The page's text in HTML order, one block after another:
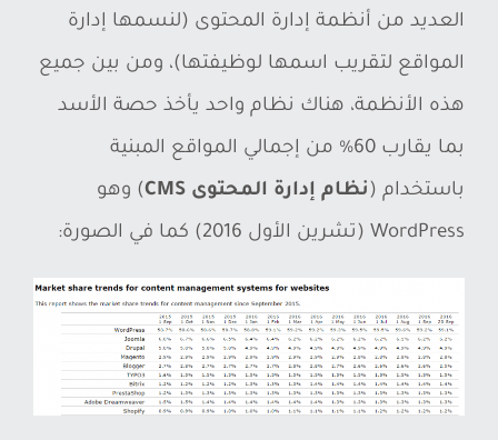
العديد من أنظمة إدارة المحتوى (لنسمها إدارة
المواقع لتقريب اسمها لوظيفتها)، ومن بين جميع
هذه الأنظمة، هناك نظام واحد يأخذ حصة الأسد
بما يقارب 60% من إجمالي المواقع المبنية
باستخدام ( نظام إدارة المحتوى CMS
) وهو
WordPress (تشرين الأول 2016) كما في الصورة: